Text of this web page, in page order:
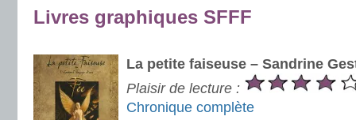
Livres graphiques SFFF
La petite faiseuse – Sandrine
Plaisir de lecture :
Chronique complète